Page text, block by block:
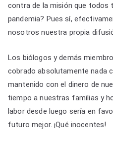
contra de la misión que todos
pandemia? Pues sí,
nosotros nuestra propia
Los biólogos y demás
cobrado absolutamente nada
mantenido con el dinero de
tiempo a nuestras familias y
labor desde luego sería en
futuro mejor. ¡Qué inocentes!